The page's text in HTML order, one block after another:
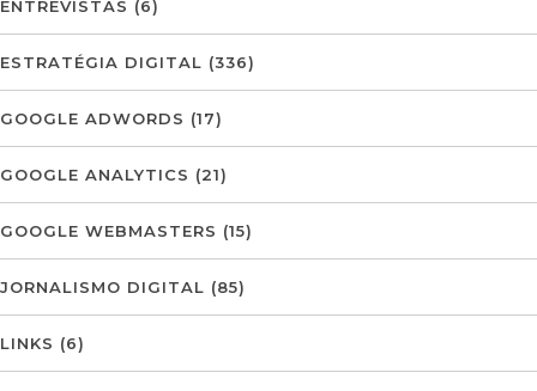
ENTREVISTAS (6)
ESTRATÉGIA DIGITAL (336)
GOOGLE ADWORDS (17)
GOOGLE ANALYTICS (21)
GOOGLE WEBMASTERS (15)
JORNALISMO DIGITAL (85)
LINKS (6)